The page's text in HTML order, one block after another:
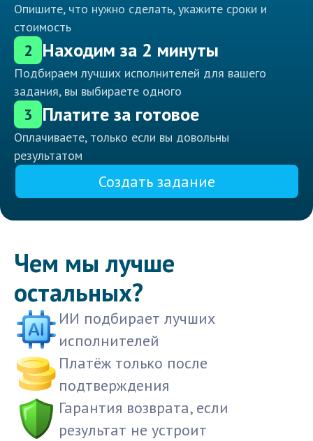
Опишите, что нужно сделать, укажите сроки и
стоимость
2 Находим за 2 минуты
Подбираем лучших исполнителей для вашего
задания, вы выбираете одного
3 Платите за готовое
Оплачиваете, только если вы довольны
результатом
Создать задание
Чем мы лучше
остальных?
ИИ подбирает лучших
исполнителей
Платёж только после
подтверждения
Гарантия возврата, если
результат не устроит